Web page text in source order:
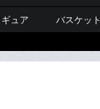
ュア バスケッ